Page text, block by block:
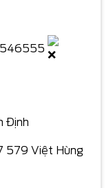
Định
579 Việt Hùng